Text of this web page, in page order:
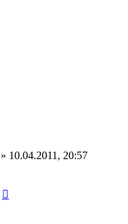
» 10.04.2011, 20:57